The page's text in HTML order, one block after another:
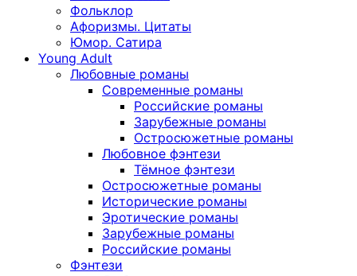
Фольклор
Афоризмы. Цитаты
Юмор. Сатира
Young Adult
Любовные романы
Современные романы
Российские романы
Зарубежные романы
Остросюжетные романы
Любовное фэнтези
Тёмное фэнтези
Остросюжетные романы
Исторические романы
Эротические романы
Зарубежные романы
Российские романы
Фэнтези